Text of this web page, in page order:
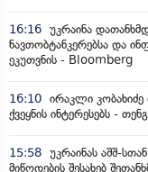
16:16 უკრაინა
ნავთობტანკერებსა და
ეკუთვნის - Bloomberg
16:10 ირაკლი
ქვეყნის ინტერესებს -
15:58 უკრაინას აშშ-
მიწოდების შესახებ